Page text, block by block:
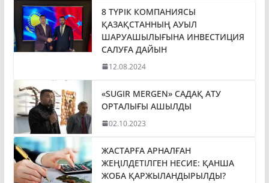
8 ТҮРІК КОМПАНИЯСЫ
ҚАЗАҚСТАННЫҢ АУЫЛ
ШАРУАШЫЛЫҒЫНА ИНВЕСТИЦИЯ
САЛУҒА ДАЙЫН
12.08.2024
«SUGIR MERGEN» САДАҚ АТУ
ОРТАЛЫҒЫ АШЫЛДЫ
02.10.2023
ЖАСТАРҒА АРНАЛҒАН
ЖЕҢІЛДЕТІЛГЕН НЕСИЕ: ҚАНША
ЖОБА ҚАРЖЫЛАНДЫРЫЛДЫ?